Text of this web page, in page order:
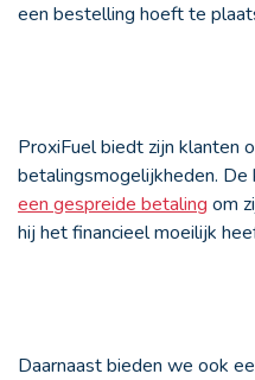
een bestelling hoeft te
ProxiFuel biedt zijn klanten
betalingsmogelijkheden.
een gespreide betaling om
hij het financieel moeilijk
Daarnaast bieden we ook